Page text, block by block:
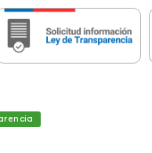
contienen